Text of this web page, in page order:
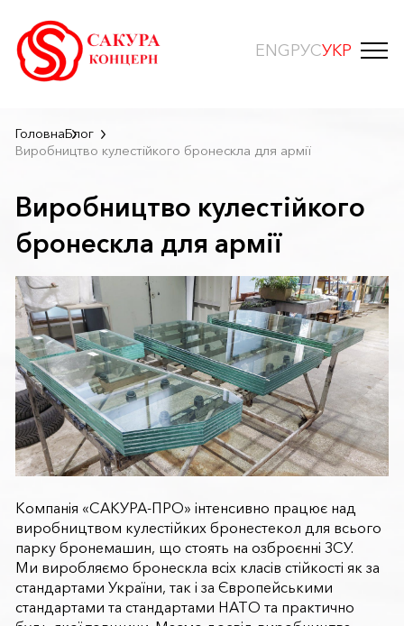
ENGРУСУКР
ГоловнаБлог
Виробництво кулестійкого бронескла для армії
Виробництво кулестійкого
бронескла для армії
Компанія «САКУРА-ПРО» інтенсивно працює над
виробництвом кулестійких бронестекол для всього
парку бронемашин, що стоять на озброєнні ЗСУ.
Ми виробляємо бронескла всіх класів стійкості як за
стандартами України, так і за Європейськими
стандартами та стандартами НАТО та практично